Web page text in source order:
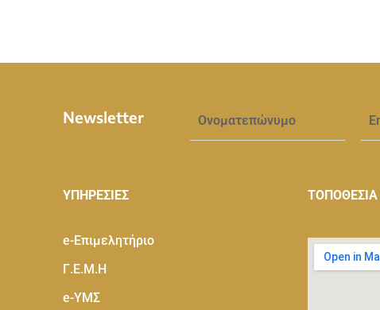
Newsletter
ΥΠΗΡΕΣΙΕΣ
e-Eπιμελητήριο
Γ.Ε.Μ.Η
e-ΥΜΣ
ΤΟΠΟΘΕΣΙΑ